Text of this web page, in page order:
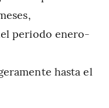
periodo enero-
hasta el